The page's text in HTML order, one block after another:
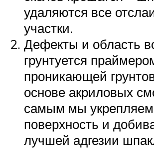
удаляются все
участки.
Дефекты и область
грунтуется
проникающей
основе акриловых
самым мы укрепляем
поверхность и
лучшей адгезии